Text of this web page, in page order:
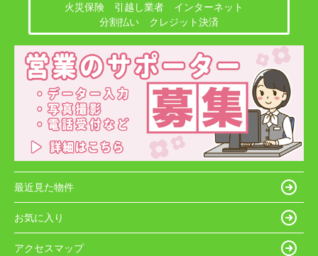
火災保険 引越し業者 インターネット
分割払い クレジット決済
最近見た物件
お気に入り
アクセスマップ